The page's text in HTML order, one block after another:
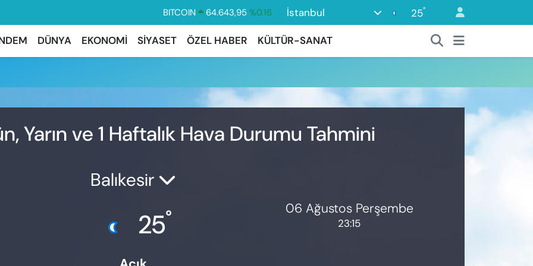
BITCOIN 64.643,95 %0.16
DOLAR 47,6704
%0
EURO
55,0406 %-0.08
GRAM ALTIN
6500.87 %0.12
İstanbul 25°
DÜNYA EKONOMİ SİYASET ÖZEL HABER KÜLTÜR-SANAT
Yarın ve 1 Haftalık Hava Durumu Tahmini
Balıkesir
25° 06 Ağustos Perşembe
23:15